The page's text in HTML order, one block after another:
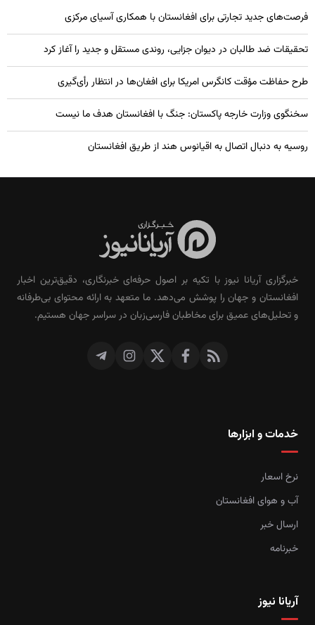
فرصت‌های جدید تجارتی برای افغانستان با همکاری آسیای مرکزی
تحقیقات ضد طالبان در دیوان جزایی، روندی مستقل و جدید را آغاز کرد
طرح حفاظت مؤقت کانگرس امریکا برای افغان‌ها در انتظار رأی‌گیری
سخنگوی وزارت خارجه پاکستان: جنگ با افغانستان هدف ما نیست
روسیه به دنبال اتصال به اقیانوس هند از طریق افغانستان
خبرگزاری آریانا نیوز با تکیه بر اصول حرفه‌ای خبرنگاری، دقیق‌ترین اخبار
افغانستان و جهان را پوشش می‌دهد. ما متعهد به ارائه محتوای بی‌طرفانه
و تحلیل‌های عمیق برای مخاطبان فارسی‌زبان در سراسر جهان هستیم.
خدمات و ابزارها
نرخ اسعار
آب و هوای افغانستان
ارسال خبر
خبرنامه
آریانا نیوز